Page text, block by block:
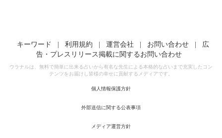
キーワード | 利用規約 | 運営会社 | お問い合わせ |
広
告・プレスリリース掲載に関するお問い合わせ
ウラナルは、無料で簡単に出来る占いから有名な先生による本格的な占いまで充実したコン
テンツをお届けし皆様の幸せに貢献するメディアです。
個人情報保護方針
外部送信に関する公表事項
メディア運営方針